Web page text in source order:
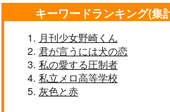
キーワードランキング(集
月刊少女野崎くん
君が言うには犬の恋
私の愛する圧制者
私立メロ高等学校
灰色と赤